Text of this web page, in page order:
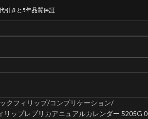
引きと5年品質保証
クフィリップ コンプリケーション
リップレプリカアニュアルカレンダー 5205G